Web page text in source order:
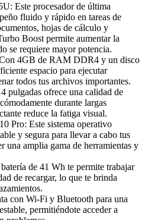
Este procesador de última
fluido y rápido en tareas de
hojas de cálculo y
Boost permite aumentar la
se requiere mayor potencia.
4GB de RAM DDR4 y un disco
espacio para ejecutar
todos tus archivos importantes.
pulgadas ofrece una calidad de
durante largas
reduce la fatiga visual.
Pro: Este sistema operativo
y segura para llevar a cabo tus
una amplia gama de herramientas y
de 41 Wh te permite trabajar
de recargar, lo que te brinda
con Wi-Fi y Bluetooth para una
permitiéndote acceder a